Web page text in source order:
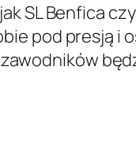
SL Benfica
pod presją